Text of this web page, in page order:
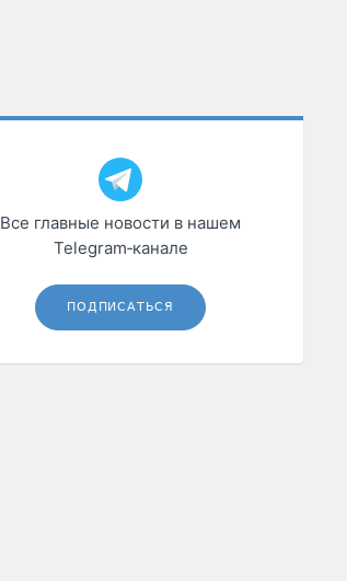
Все главные новости в нашем
Telegram‑канале
ПОДПИСАТЬСЯ